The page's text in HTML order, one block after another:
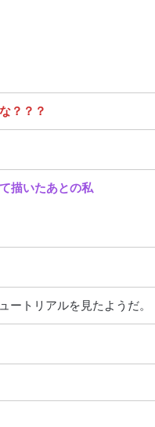
？？？
描いたあとの私
トリアルを見たようだ。